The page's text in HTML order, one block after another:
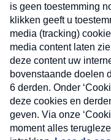
Nieuwsbrief
Neem hier een